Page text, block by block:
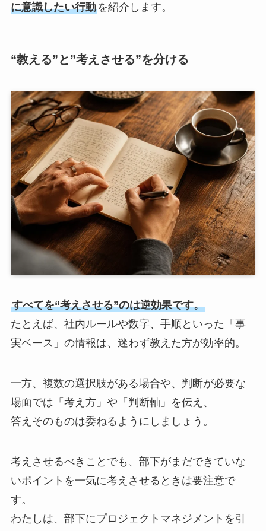
に意識したい行動を紹介します。
“教える”と”考えさせる”を分ける
すべてを“考えさせる”のは逆効果です。
たとえば、社内ルールや数字、手順といった「事
実ベース」の情報は、迷わず教えた方が効率的。
一方、複数の選択肢がある場合や、判断が必要な
場面では「考え方」や「判断軸」を伝え、
答えそのものは委ねるようにしましょう。
考えさせるべきことでも、部下がまだできていな
いポイントを一気に考えさせるときは要注意で
す。
わたしは、部下にプロジェクトマネジメントを引